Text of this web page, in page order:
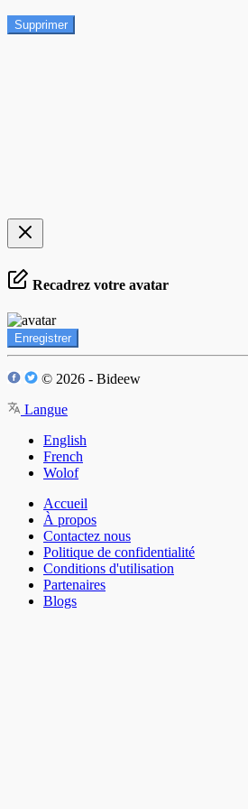
Supprimer
Recadrez votre avatar
Enregistrer
© 2026 - Bideew
Langue
English
French
Wolof
Accueil
À propos
Contactez nous
Politique de confidentialité
Conditions d'utilisation
Partenaires
Blogs